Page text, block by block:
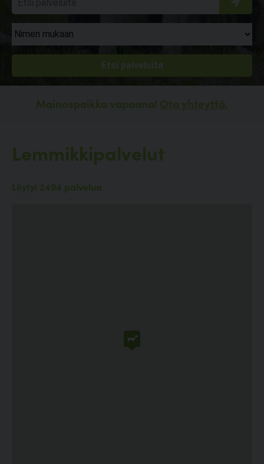
Mainospaikka vapaana! Ota yhteyttä.
Lemmikkipalvelut
Löytyi 2494 palvelua